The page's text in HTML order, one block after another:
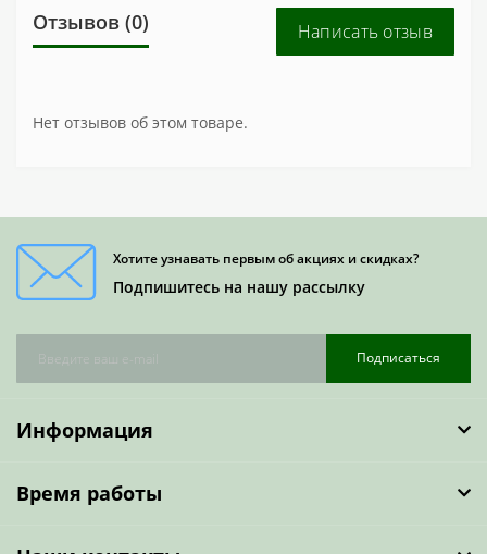
Отзывов (0) Написать отзыв
Нет отзывов об этом товаре.
Хотите узнавать первым об акциях и скидках?
Подпишитесь на нашу рассылку
Подписаться
Информация
Время работы